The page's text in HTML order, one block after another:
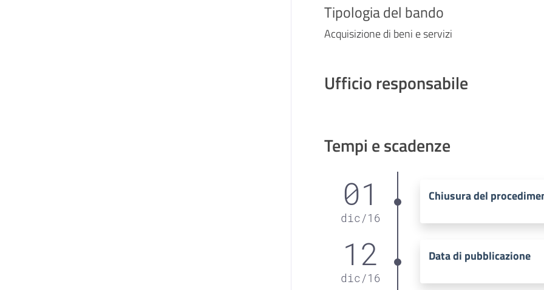
Tipologia del bando
Acquisizione di beni e servizi
Ufficio responsabile
Tempi e scadenze
01
dic/16
Chiusura del
12
dic/16
Data di pubblicazione